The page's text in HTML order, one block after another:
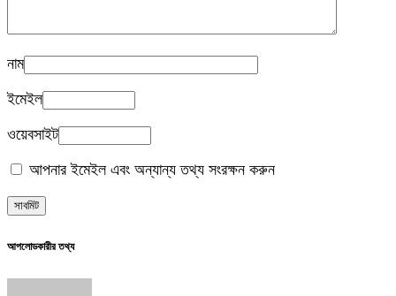
নাম
ইমেইল
ওয়েবসাইট
আপনার ইমেইল এবং অন্যান্য তথ্য সংরক্ষন করুন
আপলোডকারীর তথ্য